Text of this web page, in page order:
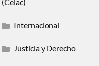
(Celac)
Internacional
Justicia y Derecho